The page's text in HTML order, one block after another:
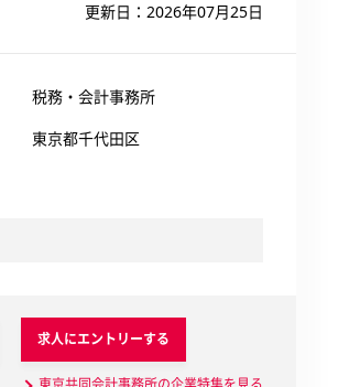
更新日：2026年07月25日
税務・会計事務所
東京都千代田区
求人にエントリーする